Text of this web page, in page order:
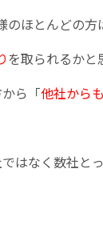
のほとんどの方
を取られるかと
ら「他社から
はなく数社と